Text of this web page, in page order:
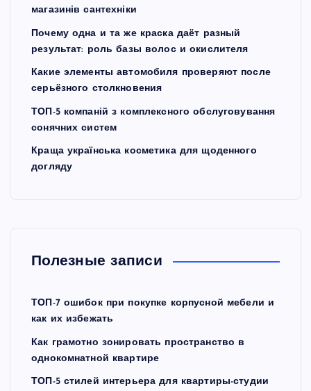
магазинів сантехніки
Почему одна и та же краска даёт разный
результат: роль базы волос и окислителя
Какие элементы автомобиля проверяют после
серьёзного столкновения
ТОП-5 компаній з комплексного обслуговування
сонячних систем
Краща українська косметика для щоденного
догляду
Полезные записи
ТОП-7 ошибок при покупке корпусной мебели и
как их избежать
Как грамотно зонировать пространство в
однокомнатной квартире
ТОП-5 стилей интерьера для квартиры-студии